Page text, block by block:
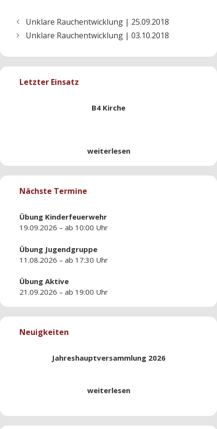
Unklare Rauchentwicklung | 25.09.2018
Unklare Rauchentwicklung | 03.10.2018
Letzter Einsatz
B4 Kirche
weiterlesen
Nächste Termine
Übung Kinderfeuerwehr
19.09.2026 – ab 10:00 Uhr
Übung Jugendgruppe
11.08.2026 – ab 17:30 Uhr
Übung Aktive
21.09.2026 – ab 19:00 Uhr
Neuigkeiten
Jahreshauptversammlung 2026
weiterlesen